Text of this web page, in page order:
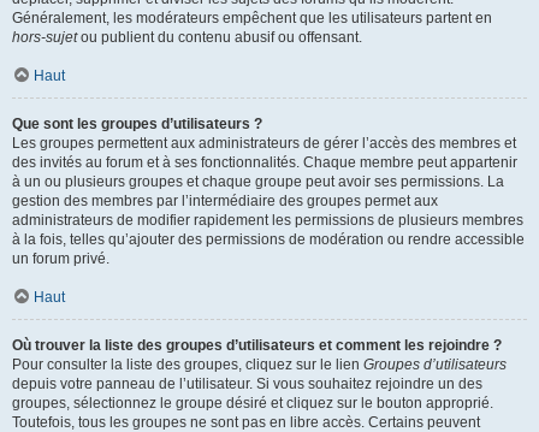
Généralement, les modérateurs empêchent que les utilisateurs partent en
hors-sujetou publient du contenu abusif ou offensant.
Haut
Que sont les groupes d’utilisateurs ?
Les groupes permettent aux administrateurs de gérer l’accès des membres et
des invités au forum et à ses fonctionnalités. Chaque membre peut appartenir
à un ou plusieurs groupes et chaque groupe peut avoir ses permissions. La
gestion des membres par l’intermédiaire des groupes permet aux
administrateurs de modifier rapidement les permissions de plusieurs membres
à la fois, telles qu’ajouter des permissions de modération ou rendre accessible
un forum privé.
Haut
Où trouver la liste des groupes d’utilisateurs et comment les rejoindre ?
Pour consulter la liste des groupes, cliquez sur le lien Groupes d’utilisateurs
depuis votre panneau de l’utilisateur. Si vous souhaitez rejoindre un des
groupes, sélectionnez le groupe désiré et cliquez sur le bouton approprié.
Toutefois, tous les groupes ne sont pas en libre accès. Certains peuvent